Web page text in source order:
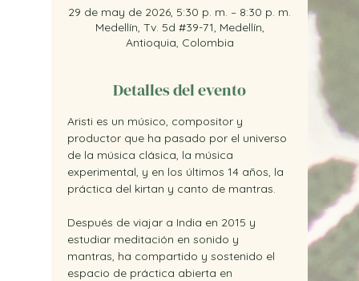
29 de may de 2026, 5:30 p. m. – 8:30 p. m.
Medellín, Tv. 5d #39-71, Medellín,
Antioquia, Colombia
Detalles del evento
Aristi es un músico, compositor y
productor que ha pasado por el universo
de la música clásica, la música
experimental, y en los últimos 14 años, la
práctica del kirtan y canto de mantras.
Después de viajar a India en 2015 y
estudiar meditación en sonido y
mantras, ha compartido y sostenido el
espacio de práctica abierta en